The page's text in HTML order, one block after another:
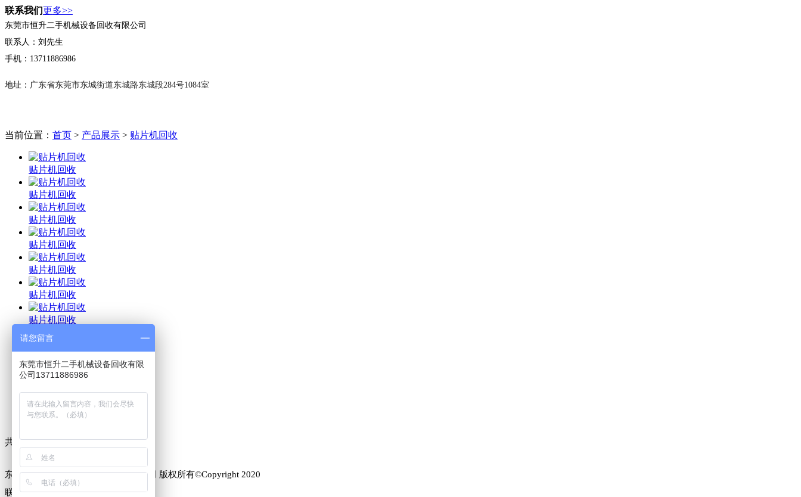
联系我们更多>>
东莞市恒升二手机械设备回收有限公司
联系人：刘先生
手机：13711886986
地址： 广东省东莞市东城街道东城路东城段284号1084室
当前位置： 首页 > 产品展示 > 贴片机回收
贴片机回收
贴片机回收
贴片机回收
贴片机回收
贴片机回收
贴片机回收
贴片机回收
贴片机回收
贴片机回收
贴片机回收
贴片机回收
共 1页11条记录
东莞市恒升二手机械设备回收有限公司 版权所有©Copyright 2020
联系方式：刘先生：13711886986
请您留言
东莞市恒升二手机械设备回收有限
公司13711886986